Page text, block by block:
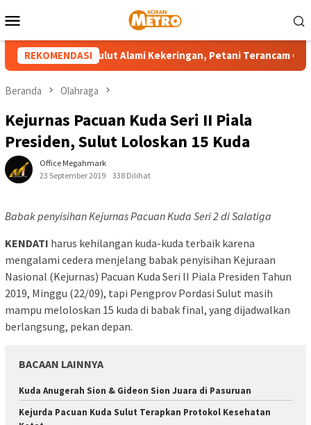
ke
Mobile
REKOMENDASI
Wilayah Sulut Alami Kekeringan, Petani Terancam Gagal
Beranda Olahraga
Kejurnas Pacuan Kuda Seri II Piala
Presiden, Sulut Loloskan 15 Kuda
Office Megahmark
23 September 2019
338 Dilihat
Babak penyisihan Kejurnas Pacuan Kuda Seri 2 di Salatiga
KENDATI harus kehilangan kuda-kuda terbaik karena
mengalami cedera menjelang babak penyisihan Kejuraan
Nasional (Kejurnas) Pacuan Kuda Seri II Piala Presiden Tahun
2019, Minggu (22/09), tapi Pengprov Pordasi Sulut masih
mampu meloloskan 15 kuda di babak final, yang dijadwalkan
berlangsung, pekan depan.
BACAAN LAINNYA
Kuda Anugerah Sion & Gideon Sion Juara di Pasuruan
Kejurda Pacuan Kuda Sulut Terapkan Protokol Kesehatan